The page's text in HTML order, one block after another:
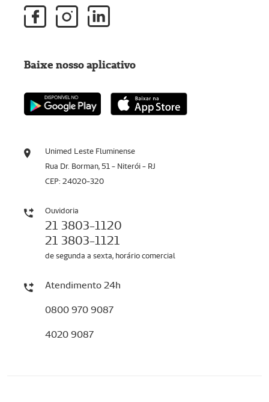
Unimed Leste Fluminense
Rua Dr. Borman, 51 - Niterói - RJ
CEP: 24020-320
Ouvidoria
21 3803-1120
21 3803-1121
de segunda a sexta, horário comercial
Atendimento 24h
0800 970 9087
4020 9087
Baixe nosso aplicativo